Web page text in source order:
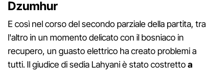
Dzumhur
E così nel corso del secondo parziale della partita, tra
l'altro in un momento delicato con il bosniaco in
recupero, un guasto elettrico ha creato problemi a
tutti. Il giudice di sedia Lahyani è stato costrettoa